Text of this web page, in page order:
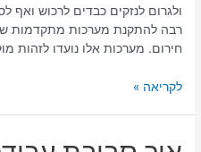
ולגרום לנזקים כבדים לרכוש ואף
רבה להתקנת מערכות מתקדמות
חירום. מערכות אלו נועדו לזהות
לקריאה »